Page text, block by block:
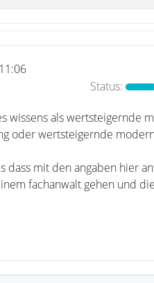
Status:
wissens als wertsteigernde
oder wertsteigernde
dass mit den angaben hier
fachanwalt gehen und